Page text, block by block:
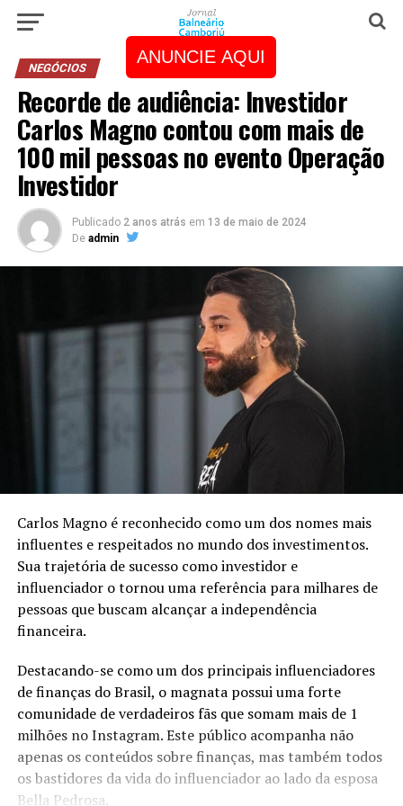
ANUNCIE AQUI
NEGÓCIOS
Recorde de audiência: Investidor
Carlos Magno contou com mais de
100 mil pessoas no evento Operação
Investidor
Publicado 2 anos atrás em 13 de maio de 2024
De admin
Carlos Magno é reconhecido como um dos nomes mais
influentes e respeitados no mundo dos investimentos.
Sua trajetória de sucesso como investidor e
influenciador o tornou uma referência para milhares de
pessoas que buscam alcançar a independência
financeira.
Destacando-se como um dos principais influenciadores
de finanças do Brasil, o magnata possui uma forte
comunidade de verdadeiros fãs que somam mais de 1
milhões no Instagram. Este público acompanha não
apenas os conteúdos sobre finanças, mas também todos
os bastidores da vida do influenciador ao lado da esposa
Bella Pedrosa.